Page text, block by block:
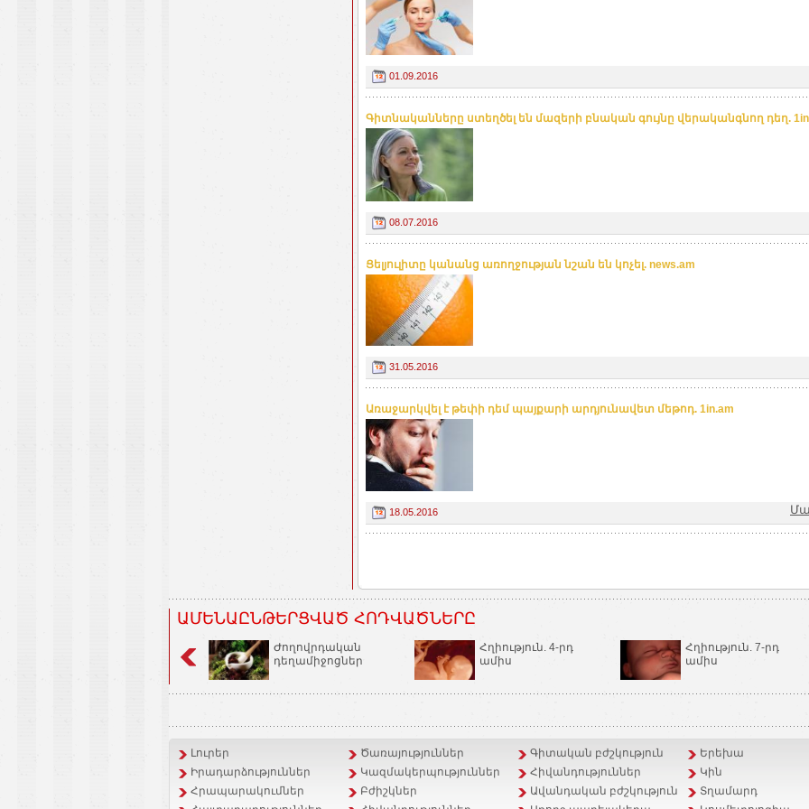
01.09.2016
Գիտնականները ստեղծել են մազերի բնական գույնը վերականգնող դեղ.
08.07.2016
Ցելյուլիտը կանանց առողջության նշան են կոչել. news.am
31.05.2016
Առաջարկվել է թեփի դեմ պայքարի արդյունավետ մեթոդ. 1in.am
18.05.2016
ԱՄԵՆԱԸՆԹԵՐՑՎԱԾ ՀՈԴՎԱԾՆԵՐԸ
Ժողովրդական
դեղամիջոցներ
Հղիություն. 4-րդ
ամիս
Հղիություն. 7-րդ
ամիս
Լուրեր Ծառայություններ Գիտական բժշկություն
Երեխա
Իրադարձություններ
Կազմակերպություններ Հիվանդություններ
Կին
Հրապարակումներ
Բժիշկներ Ավանդական բժշկություն
Տղամարդ